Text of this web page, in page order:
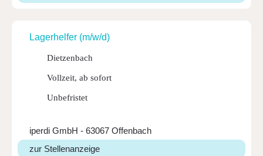
Lager­helfer (m/w/d)
Dietzenbach
Vollzeit, ab sofort
Unbefristet
iperdi GmbH - 63067 Offenbach
zur Stellenanzeige